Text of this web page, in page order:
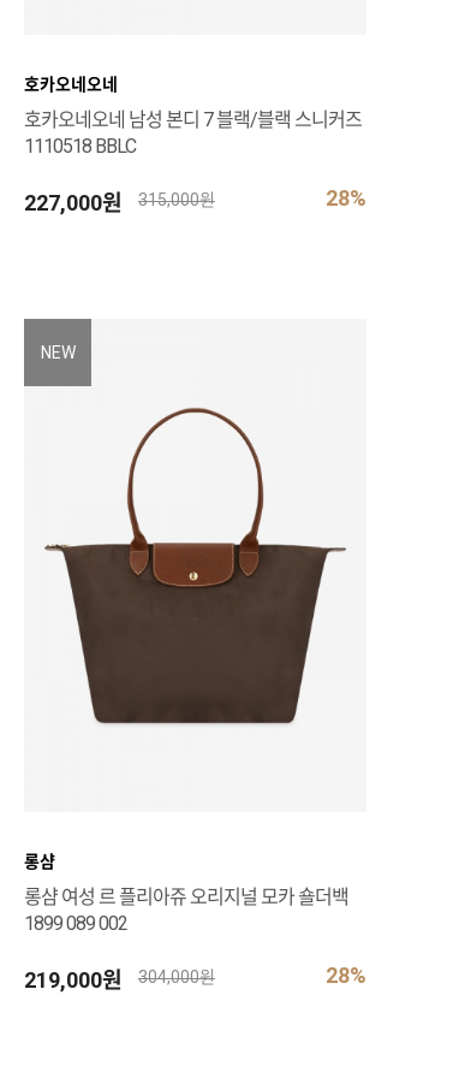
호카오네오네
호카오네오네 남성 본디 7 블랙/블랙 스니커즈
1110518 BBLC
227,000원 28%
315,000원
NEW
롱샴
롱샴 여성 르 플리아쥬 오리지널 모카 숄더백
1899 089 002
219,000원 28%
304,000원